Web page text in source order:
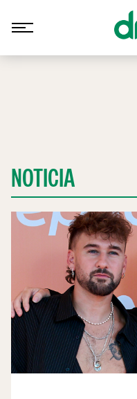
NOTICIA